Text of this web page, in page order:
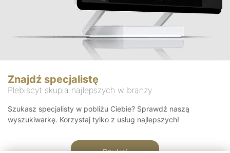
Znajdź specjalistę
Plebiscyt skupia najlepszych w branży
Szukasz specjalisty w pobliżu Ciebie? Sprawdź naszą
wyszukiwarkę. Korzystaj tylko z usług najlepszych!